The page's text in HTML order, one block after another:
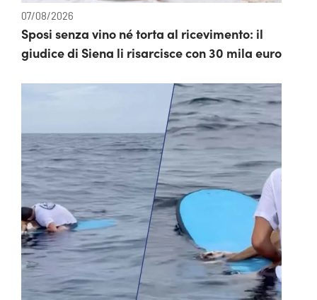
07/08/2026
Sposi senza vino né torta al ricevimento: il
giudice di Siena li risarcisce con 30 mila euro